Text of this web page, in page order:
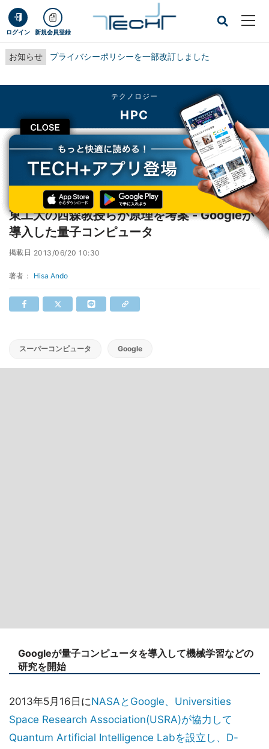
ログイン 新規会員登録
お知らせ プライバシーポリシーを一部改訂しました
CLOSE
テクノロジー
HPC
TECH+ テクノロジー
HPC
東工大の西森教授らが原理を考案 - Googleが導入した量子コンピュータ
東工大の西森教授らが原理を考案 - Googleが
導入した量子コンピュータ
掲載日 2013/06/20 10:30
著者： Hisa Ando
スーパーコンピュータ Google
Googleが量子コンピュータを導入して機械学習などの
研究を開始
2013年5月16日にNASAとGoogle、Universities
Space Research Association(USRA)が協力して
Quantum Artificial Intelligence Labを設立し、D-